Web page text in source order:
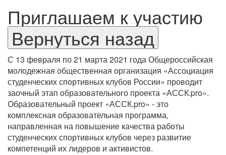
Приглашаем к участию
С 13 февраля по 21 марта 2021 года Общероссийская
молодежная общественная организация «Ассоциация
студенческих спортивных клубов России» проводит
заочный этап образовательного проекта «АССК.pro».
Образовательный проект «АССК.pro» - это
комплексная образовательная программа,
направленная на повышение качества работы
студенческих спортивных клубов через развитие
компетенций их лидеров и активистов.